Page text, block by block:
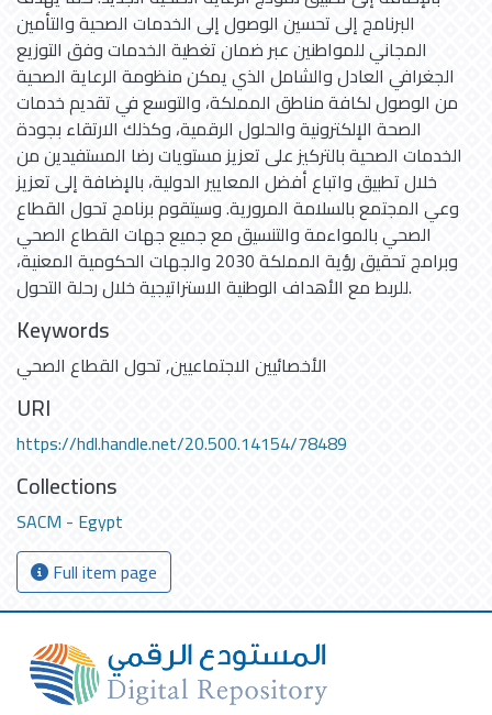
البرنامج إلى تحسين الوصول إلى الخدمات الصحية والتأمين
المجاني للمواطنين عبر ضمان تغطية الخدمات وفق التوزيع
الجغرافي العادل والشامل الذي يمكن منظومة الرعاية الصحية
من الوصول لكافة مناطق المملكة، والتوسع في تقديم خدمات
الصحة الإلكترونية والحلول الرقمية، وكذلك الارتقاء بجودة
الخدمات الصحية بالتركيز على تعزيز مستويات رضا المستفيدين من
خلال تطبيق واتباع أفضل المعايير الدولية، بالإضافة إلى تعزيز
وعي المجتمع بالسلامة المرورية. وسيتقوم برنامج تحول القطاع
الصحي بالمواءمة والتنسيق مع جميع جهات القطاع الصحي
وبرامج تحقيق رؤية المملكة 2030 والجهات الحكومية المعنية،
للربط مع الأهداف الوطنية الاستراتيجية خلال رحلة التحول.
Keywords
الأخصائيين الاجتماعيين,تحول القطاع الصحي
URI
https://hdl.handle.net/20.500.14154/78489
Collections
SACM - Egypt
Full item page